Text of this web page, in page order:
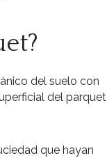
del suelo con
del parquet
que hayan